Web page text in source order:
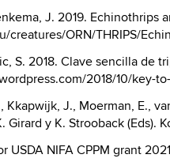
J. 2019. Echinothrips
ORN/THRIPS/
S. 2018. Clave sencilla de
2018/10/key-
Kkapwijk, J., Moerman, E.,
Girard y K. Strooback (Eds).
USDA NIFA CPPM grant